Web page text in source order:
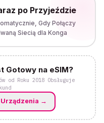
po Przyjeździe
Gdy Połączy
Siecią dla Konga
Gotowy na eSIM?
od Roku 2018 Obsługuje
→